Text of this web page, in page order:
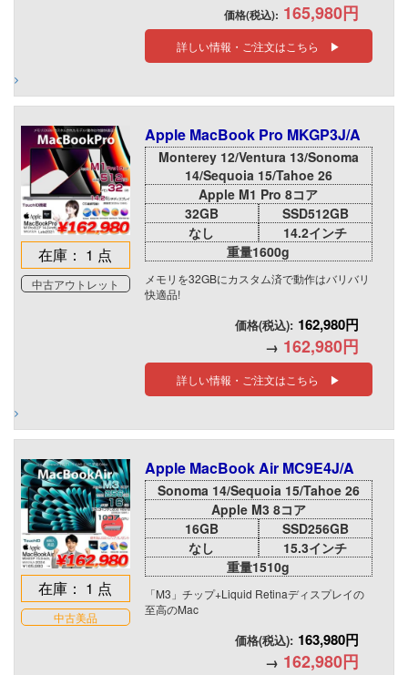
価格(税込): 165,980円
詳しい情報・ご注文はこちら ▶
在庫： 1 点
中古アウトレット
Apple MacBook Pro MKGP3J/A
Monterey 12/Ventura 13/Sonoma
14/Sequoia 15/Tahoe 26
Apple M1 Pro 8コア
32GB
SSD512GB
なし
14.2インチ
重量1600g
メモリを32GBにカスタム済で動作はバリバリ
快適品!
価格(税込): 162,980円
→ 162,980円
詳しい情報・ご注文はこちら ▶
在庫： 1 点
中古美品
Apple MacBook Air MC9E4J/A
Sonoma 14/Sequoia 15/Tahoe 26
Apple M3 8コア
16GB
SSD256GB
なし
15.3インチ
重量1510g
「M3」チップ+Liquid Retinaディスプレイの
至高のMac
価格(税込): 163,980円
→ 162,980円